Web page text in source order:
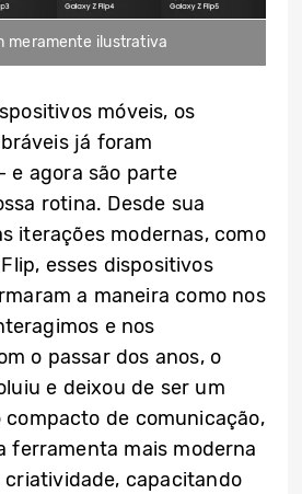
meramente ilustrativa
móveis, os
já foram
e agora são parte
rotina. Desde sua
iterações modernas, como
esses dispositivos
a maneira como nos
e nos
o passar dos anos, o
e deixou de ser um
de comunicação,
ferramenta mais moderna
criatividade, capacitando